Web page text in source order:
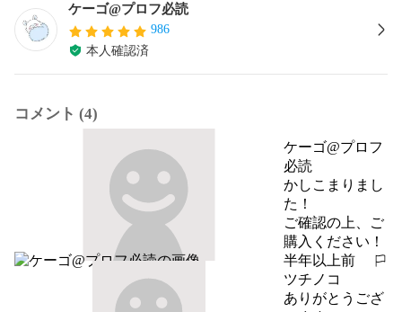
ケーゴ@プロフ必読
986
本人確認済
コメント (4)
ケーゴ@プロフ
必読
かしこまりまし
た！
ご確認の上、ご
購入ください！
半年以上前
報告する
ツチノコ
ありがとうござ